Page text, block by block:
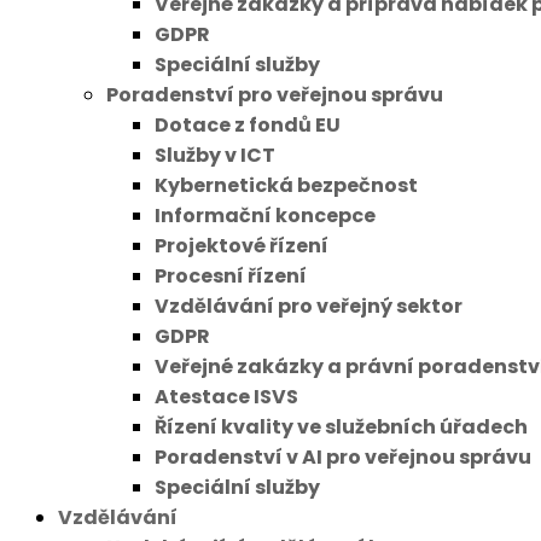
GDPR
Speciální služby
Poradenství pro veřejnou správu
Dotace z fondů EU
Služby v ICT
Kybernetická bezpečnost
Informační koncepce
Projektové řízení
Procesní řízení
Vzdělávání pro veřejný sektor
GDPR
Veřejné zakázky a právní
Atestace ISVS
Řízení kvality ve služebních úřadech
Poradenství v AI pro veřejnou správu
Speciální služby
Vzdělávání